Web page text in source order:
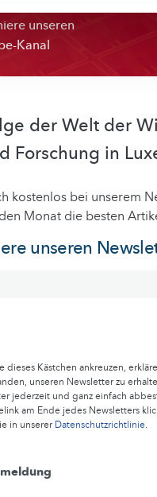
unseren
Kanal
der Welt der
Forschung in
kostenlos bei unserem
Monat die besten
unseren
dieses Kästchen ankreuzen,
unseren Newsletter zu
jederzeit und ganz einfach
am Ende jedes Newsletters
in unsererDatenschutzrichtlinie.